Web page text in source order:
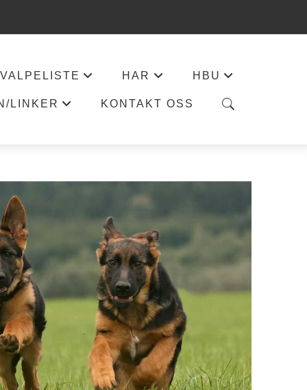
VALPELISTE HAR HBU
LINKER KONTAKT OSS